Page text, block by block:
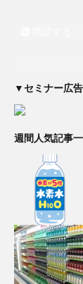
▼セミナー広告
週間人気記事